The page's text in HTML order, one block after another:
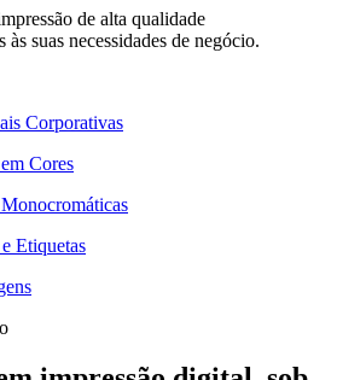
de alta qualidade
às suas necessidades de negócio.
Corporativas
Cores
Etiquetas